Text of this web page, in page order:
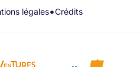
légales•Crédits